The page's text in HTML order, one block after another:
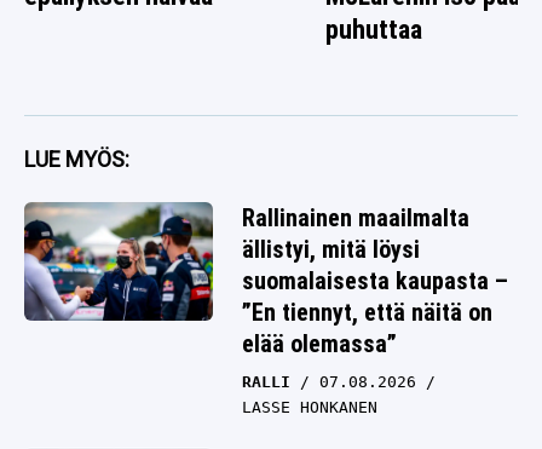
puhuttaa
LUE MYÖS:
Rallinainen maailmalta
ällistyi, mitä löysi
suomalaisesta kaupasta –
”En tiennyt, että näitä on
elää olemassa”
RALLI
07.08.2026
LASSE HONKANEN